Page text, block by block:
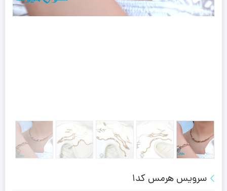
سرویس هرمس کد1